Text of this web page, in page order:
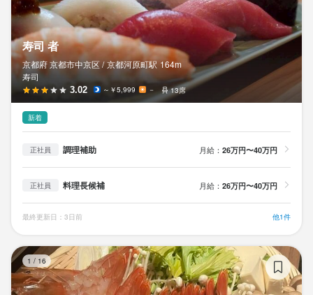
寿司 者
京都府 京都市中京区 / 京都河原町駅 164m
寿司
3.02 ～￥5,999 － 13席
新着
正社員 調理補助 月給： 26万円〜40万円
正社員 料理長候補 月給： 26万円〜40万円
最終更新日：3日前 他1件
1 / 16